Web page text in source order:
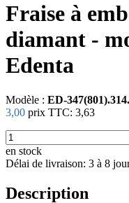
Fraise à
diamant -
Edenta
Modèle : ED-
3,00 prix TTC: 3,63
en stock
Délai de livraison: 3 à 8
Description